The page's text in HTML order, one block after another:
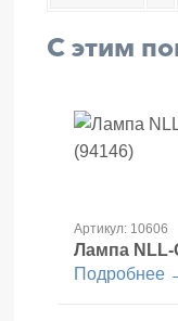
С этим
Артикул: 10606
Лампа NLL-
Подробнее